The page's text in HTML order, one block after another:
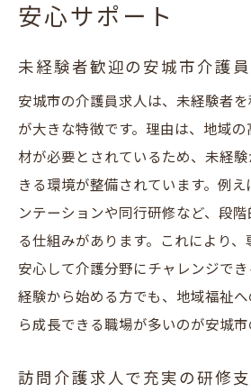
安心サポート
未経験者歓迎の安城市介護
安城市の介護員求人は、未経験者
が大きな特徴です。理由は、地域
材が必要とされているため、未経
きる環境が整備されています。例
ンテーションや同行研修など、段
る仕組みがあります。これにより、
安心して介護分野にチャレンジで
経験から始める方でも、地域福祉
ら成長できる職場が多いのが安城市
訪問介護求人で充実の研修